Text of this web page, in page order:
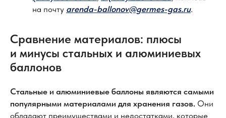
на почту arenda-ballonov@germes-gas.ru.
Сравнение материалов: плюсы
и минусы стальных и алюминиевых
баллонов
Стальные и алюминиевые баллоны являются самыми
популярными материалами для хранения газов. Они
обладают преимуществами и недостатками, которые